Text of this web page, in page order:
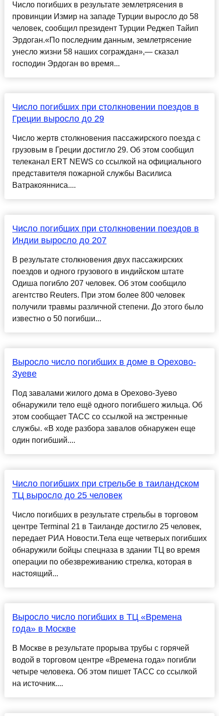
Число погибших в результате землетрясения в
провинции Измир на западе Турции выросло до 58
человек, сообщил президент Турции Реджеп Тайип
Эрдоган.«По последним данным, землетрясение
унесло жизни 58 наших сограждан»,— сказал
господин Эрдоган во время...
Число погибших при столкновении поездов в
Греции выросло до 29
Число жертв столкновения пассажирского поезда с
грузовым в Греции достигло 29. Об этом сообщил
телеканал ERT NEWS со ссылкой на официального
представителя пожарной службы Василиса
Ватракоянниса....
Число погибших при столкновении поездов в
Индии выросло до 207
В результате столкновения двух пассажирских
поездов и одного грузового в индийском штате
Одиша погибло 207 человек. Об этом сообщило
агентство Reuters. При этом более 800 человек
получили травмы различной степени. До этого было
известно о 50 погибши...
Выросло число погибших в доме в Орехово-
Зуеве
Под завалами жилого дома в Орехово-Зуево
обнаружили тело ещё одного погибшего жильца. Об
этом сообщает ТАСС со ссылкой на экстренные
службы. «В ходе разбора завалов обнаружен еще
один погибший....
Число погибших при стрельбе в таиландском
ТЦ выросло до 25 человек
Число погибших в результате стрельбы в торговом
центре Terminal 21 в Таиланде достигло 25 человек,
передает РИА Новости.Тела еще четверых погибших
обнаружили бойцы спецназа в здании ТЦ во время
операции по обезвреживанию стрелка, которая в
настоящий...
Выросло число погибших в ТЦ «Времена
года» в Москве
В Москве в результате прорыва трубы с горячей
водой в торговом центре «Времена года» погибли
четыре человека. Об этом пишет ТАСС со ссылкой
на источник....